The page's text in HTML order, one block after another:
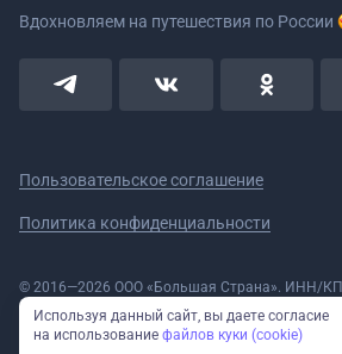
Вдохновляем на путешествия по России
Пользовательское соглашение
Политика конфиденциальности
© 2016—2026 ООО «Большая Страна». ИНН/
5908078160/590801001 ОГРН 1185958020533
Номер в реестре Роскомнадзора № 59-18-
11.10.2018)
Используя данный сайт, вы даете согласие
на использование файлов куки (cookie)